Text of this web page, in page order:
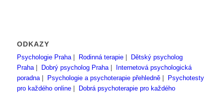
ODKAZY
Psychologie Praha| Rodinná terapie|
Dětský psycholog
Praha| Dobrý psycholog Praha|
Internetová psychologická
poradna| Psychologie a psychoterapie přehledně|
Psychotesty
pro každého online|
Dobrá psychoterapie pro každého